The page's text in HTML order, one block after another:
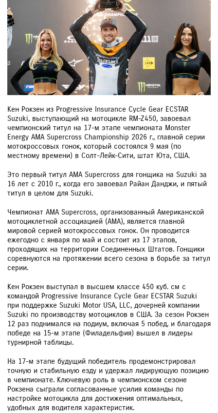
Кен Рокзен из Progressive Insurance Cycle Gear ECSTAR
Suzuki, выступающий на мотоцикле RM-Z450, завоевал
чемпионский титул на 17-м этапе чемпионата Monster
Energy AMA Supercross Championship 2026 г., главной серии
мотокроссовых гонок, который состоялся 9 мая (по
местному времени) в Солт-Лейк-Сити, штат Юта, США.
Это первый титул AMA Supercross для гонщика на Suzuki за
16 лет с 2010 г., когда его завоевал Райан Данджи, и пятый
титул в целом для Suzuki.
Чемпионат AMA Supercross, организованный Американской
мотоциклетной ассоциацией (AMA), является главной
мировой серией мотокроссовых гонок. Он проводится
ежегодно с января по май и состоит из 17 этапов,
проходящих на территории Соединенных Штатов. Гонщики
соревнуются на протяжении всего сезона в борьбе за титул
серии.
Кен Рокзен выступал в высшем классе 450 куб. см с
командой Progressive Insurance Cycle Gear ECSTAR Suzuki
при поддержке Suzuki Motor USA, LLC, дочерней компании
Suzuki по производству мотоциклов в США. За сезон Рокзен
12 раз поднимался на подиум, включая 5 побед, и благодаря
победе на 15-м этапе (Филадельфия) вышел в лидеры
турнирной таблицы.
На 17-м этапе будущий победитель продемонстрировал
точную и стабильную езду и удержал лидирующую позицию
в чемпионате. Ключевую роль в чемпионском сезоне
Рокзена сыграли согласованные усилия команды по
настройке мотоцикла для достижения оптимальных,
удобных для водителя характеристик.